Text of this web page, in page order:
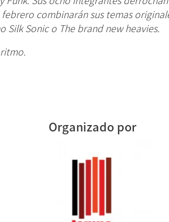
combinarán sus temas
Silk Sonic o The brand new heavies.
Organizado por